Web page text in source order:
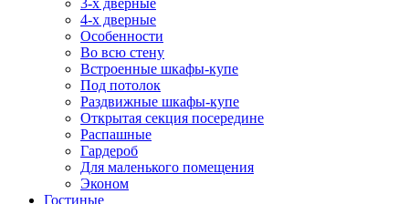
3-х дверные
4-х дверные
Особенности
Во всю стену
Встроенные шкафы-купе
Под потолок
Раздвижные шкафы-купе
Открытая секция посередине
Распашные
Гардероб
Для маленького помещения
Эконом
Гостиные